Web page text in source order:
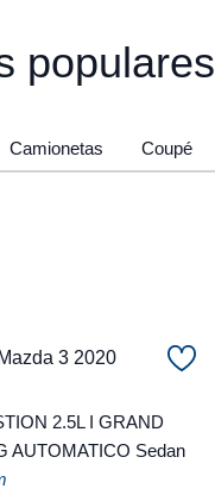
populares
Camionetas Coupé
3 2020
2.5L I GRAND
AUTOMATICO Sedan